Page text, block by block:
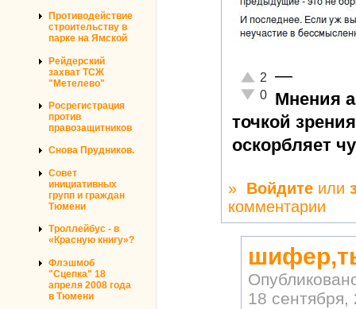
Противодействие
строительству в
парке на Ямской
Рейдерский
захват ТСЖ
"Метелево"
Росрегистрация
против
правозащитников
Снова Прудников.
Совет
инициативных
групп и граждан
Тюмени
Троллейбус - в
«Красную книгу»?
Флэшмоб
"Сцепка" 18
апреля 2008 года
в Тюмени
Отлично!
2
Неадекватно!
0
—
Мнения
точкой
оскорбляет
» Войдите или
комментарии
18